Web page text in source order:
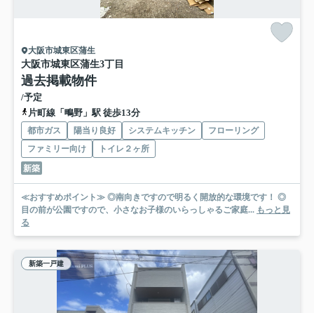
大阪市城東区蒲生
大阪市城東区蒲生3丁目
過去掲載物件
/予定
片町線「鴫野」駅 徒歩13分
都市ガス 陽当り良好 システムキッチン
フローリング
ファミリー向け
トイレ２ヶ所
新築
≪おすすめポイント≫ ◎南向きですので明るく開放的な環境です！ ◎
目の前が公園ですので、小さなお子様のいらっしゃるご家庭... もっと見
る
新築一戸建